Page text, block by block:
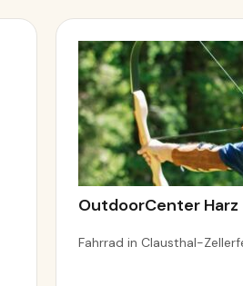
OutdoorCenter Harz
Fahrrad in Clausthal-